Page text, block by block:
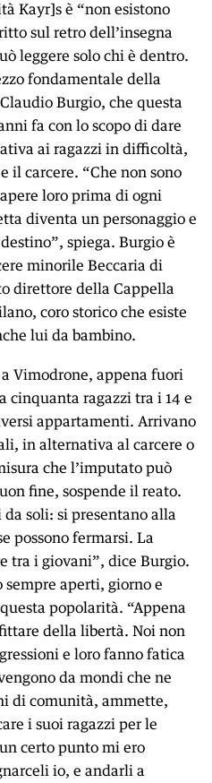
Kayr]s è “non esistono
sul retro dell’insegna
leggere solo chi è dentro.
fondamentale della
Burgio, che questa
fa con lo scopo di dare
ai ragazzi in difficoltà,
il carcere. “Che non sono
loro prima di ogni
diventa un personaggio e
spiega. Burgio è
minorile Beccaria di
direttore della Cappella
coro storico che esiste
lui da bambino.
Vimodrone, appena fuori
cinquanta ragazzi tra i 14 e
appartamenti. Arrivano
in alternativa al carcere o
che l’imputato può
fine, sospende il reato.
soli: si presentano alla
possono fermarsi. La
tra i giovani”, dice Burgio.
aperti, giorno e
popolarità. “Appena
della libertà. Noi non
e loro fanno fatica
da mondi che ne
di comunità, ammette,
i suoi ragazzi per le
certo punto mi ero
io, e andarli a